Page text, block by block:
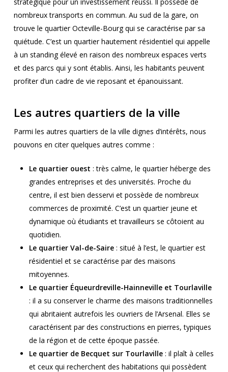
nombreux transports en commun. Au sud de la gare, on
trouve le quartier Octeville-Bourg qui se caractérise par sa
quiétude. C’est un quartier hautement résidentiel qui appelle
à un standing élevé en raison des nombreux espaces verts
et des parcs qui y sont établis. Ainsi, les habitants peuvent
profiter d’un cadre de vie reposant et épanouissant.
Les autres quartiers de la ville
Parmi les autres quartiers de la ville dignes d’intérêts, nous
pouvons en citer quelques autres comme :
Le quartier ouest : très calme, le quartier héberge des
grandes entreprises et des universités. Proche du
centre, il est bien desservi et possède de nombreux
commerces de proximité. C’est un quartier jeune et
dynamique où étudiants et travailleurs se côtoient au
quotidien.
Le quartier Val-de-Saire: situé à l’est, le quartier est
résidentiel et se caractérise par des maisons
mitoyennes.
Le quartier Équeurdreville-Hainneville et Tourlaville
: il a su conserver le charme des maisons traditionnelles
qui abritaient autrefois les ouvriers de l’Arsenal. Elles se
caractérisent par des constructions en pierres, typiques
de la région et de cette époque passée.
Le quartier de Becquet sur Tourlaville: il plaît à celles
et ceux qui recherchent des habitations qui possèdent